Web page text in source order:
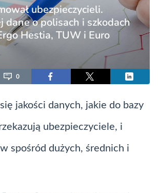
ubezpieczycieli.
dane o polisach i szkodach
Hestia, TUW i Euro
0
jakości danych, jakie do bazy
ubezpieczyciele, i
spośród dużych, średnich i